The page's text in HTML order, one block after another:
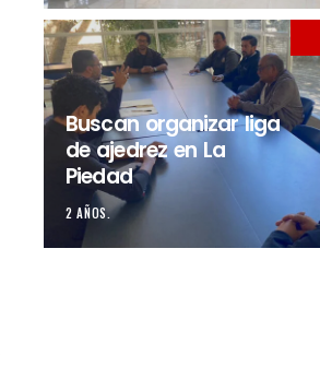
Buscan organizar liga
de ajedrez en La
Piedad
2 AÑOS.